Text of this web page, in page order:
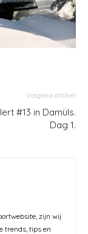
Volgend artikel
#13 in Damüls.
Dag 1.
zijn wij
trends, tips en